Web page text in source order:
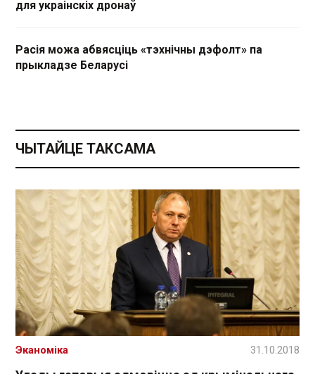
для украінскіх дронаў
Расія можа абвясціць «тэхнічны дэфолт» па
прыкладзе Беларусі
ЧЫТАЙЦЕ ТАКСАМА
Эканоміка 31.10.2018